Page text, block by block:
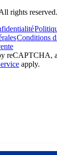
rights reserved.
Conditions
reCAPTCHA,
apply.